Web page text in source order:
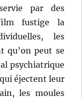
par des
fustige la
les
qu’on peut se
psychiatrique
éjectent leur
les moules